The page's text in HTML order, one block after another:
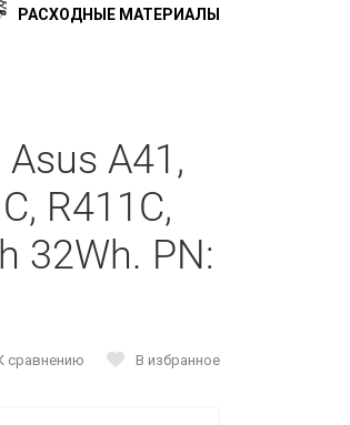
РАСХОДНЫЕ МАТЕРИАЛЫ
A41,
R411C,
32Wh. PN:
сравнению В избранное